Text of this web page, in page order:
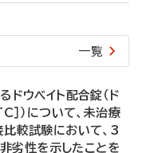
一覧
ドウベイト配合錠（ド
）について、未治療
較試験において、3
性を示したことを